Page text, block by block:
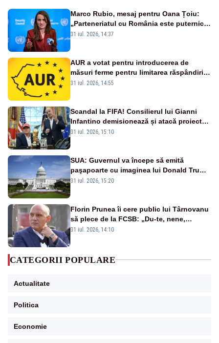
Marco Rubio, mesaj pentru Oana Țoiu:
„Parteneriatul cu România este puternic
și prețuit”
31 iul. 2026, 14:37
AUR a votat pentru introducerea de
măsuri ferme pentru limitarea răspândirii
virusului pestei porcine africane
31 iul. 2026, 14:55
Scandal la FIFA! Consilierul lui Gianni
Infantino demisionează și atacă proiectul
privind investitorii străini
31 iul. 2026, 15:10
SUA: Guvernul va începe să emită
paşapoarte cu imaginea lui Donald Trump
începând cu 8 august
31 iul. 2026, 15:20
Florin Prunea îi cere public lui Târnovanu
să plece de la FCSB: „Du-te, nene,
învârtindu-te!”
31 iul. 2026, 14:10
CATEGORII POPULARE
Actualitate
Politica
Economie